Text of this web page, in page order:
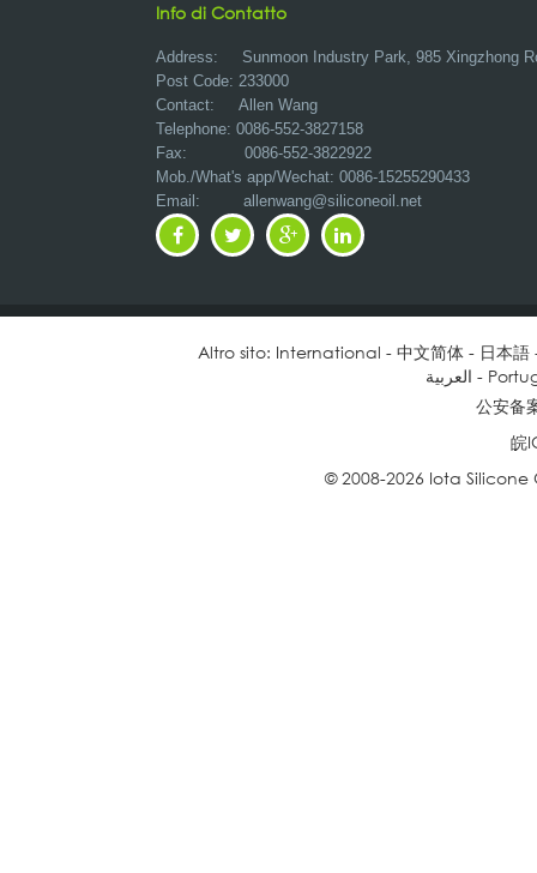
Info di Contatto
Address: Sunmoon Industry Park, 985 Xingzhong
Post Code: 233000
Contact: Allen Wang
Telephone: 0086-552-3827158
Fax: 0086-552-3822922
Mob./What's app/Wechat: 0086-15255290433
Email: allenwang@siliconeoil.net
Altro sito: International - 中文简体- 日本語
العربية -
公安备
皖
© 2008-2026 Iota Silicone